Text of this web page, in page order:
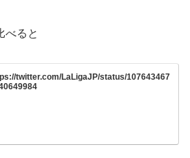
べると
twitter.com/LaLigaJP/status/107643467